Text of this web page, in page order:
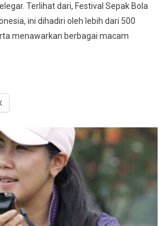
Terlihat dari, Festival Sepak Bola
ini dihadiri oleh lebih dari 500
menawarkan berbagai macam